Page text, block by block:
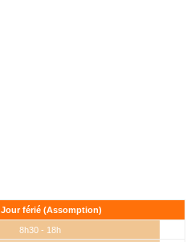
Jour férié (Assomption)
8h30 - 18h